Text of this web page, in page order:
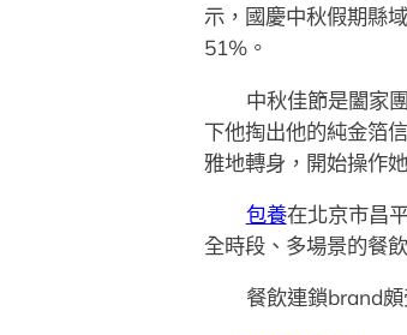
示，國慶中秋假期縣
51%。
中秋佳節是闔家
下他掏出他的純金箔
雅地轉身，開始操作
包養在北京市昌
全時段、多場景的餐
餐飲連鎖brand